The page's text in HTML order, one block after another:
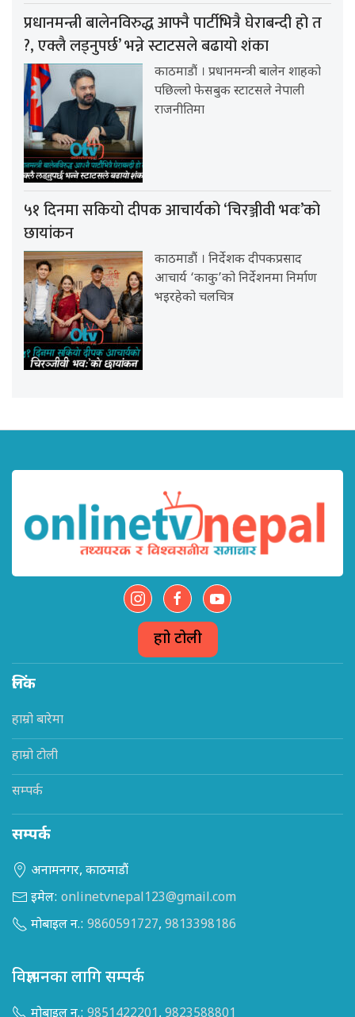
प्रधानमन्त्री बालेनविरुद्ध आफ्नै पार्टीभित्रै घेराबन्दी हो त
?, एक्लै लड्नुपर्छ’ भन्ने स्टाटसले बढायो शंका
काठमाडौं । प्रधानमन्त्री बालेन शाहको
पछिल्लो फेसबुक स्टाटसले नेपाली
राजनीतिमा
५१ दिनमा सकियो दीपक आचार्यको ‘चिरञ्जीवी भवः’को
छायांकन
काठमाडौं । निर्देशक दीपकप्रसाद
आचार्य ‘काकु’को निर्देशनमा निर्माण
भइरहेको चलचित्र
हाम्रो टोली
लिंक
हाम्रो बारेमा
हाम्रो टोली
सम्पर्क
सम्पर्क
अनामनगर, काठमाडौं
इमेल: onlinetvnepal123@gmail.com
मोबाइल न.: 9860591727, 9813398186
विज्ञापनका लागि सम्पर्क